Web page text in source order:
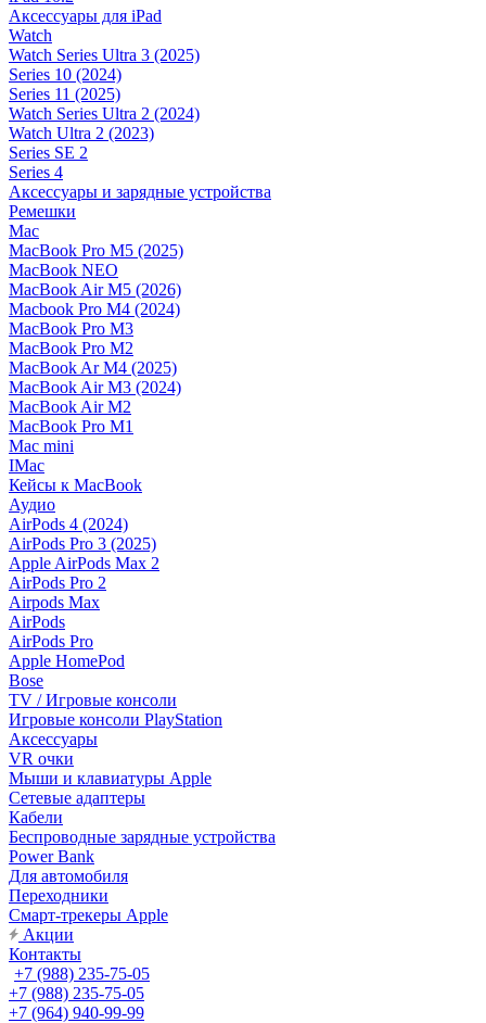
Аксессуары для iPad
Watch
Watch Series Ultra 3 (2025)
Series 10 (2024)
Series 11 (2025)
Watch Series Ultra 2 (2024)
Watch Ultra 2 (2023)
Series SE 2
Series 4
Аксессуары и зарядные устройства
Ремешки
Mac
MacBook Pro M5 (2025)
MacBook NEO
MacBook Air M5 (2026)
Macbook Pro M4 (2024)
MacBook Pro M3
MacBook Pro M2
MacBook Ar M4 (2025)
MacBook Air M3 (2024)
MacBook Air M2
MacBook Pro M1
Mac mini
IMac
Кейсы к MacBook
Аудио
AirPods 4 (2024)
AirPods Pro 3 (2025)
Apple AirPods Max 2
AirPods Pro 2
Airpods Max
AirPods
AirPods Pro
Apple HomePod
Bose
TV / Игровые консоли
Игровые консоли PlayStation
Аксессуары
VR очки
Мыши и клавиатуры Apple
Сетевые адаптеры
Кабели
Беспроводные зарядные устройства
Power Bank
Для автомобиля
Переходники
Смарт-трекеры Apple
Акции
Контакты
+7 (988) 235-75-05
+7 (988) 235-75-05
+7 (964) 940-99-99